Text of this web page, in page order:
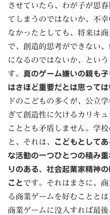
させていたら、わが子が思
てしまうのではないか、不
なかったとしても、将来は
で、創造的思考ができない
になるのではないか、とい
す。 真のゲーム嫌いの親も
はさほど重要だとは思っては
ドのこどもの多くが、公立
ぎて創造性に欠けるカリキ
こととも矛盾しません。学
と、それは、
こどもとして
な活動の一つひとつの積み
りのある、社会起業家精神
ことです。それはまさに、
る商業ゲームを好むことと
商業ゲームに没入すれば最